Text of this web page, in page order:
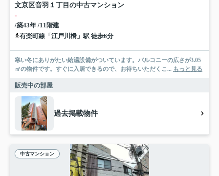
文京区音羽１丁目の中古マンション
-
/築43年 /11階建
有楽町線「江戸川橋」駅 徒歩6分
寒い冬にありがたい給湯設備がついています。バルコニーの広さが3.05
㎡の物件です。すぐに入居できるので、お待ちいただくこ... もっと見る
販売中の部屋
過去掲載物件
中古マンション